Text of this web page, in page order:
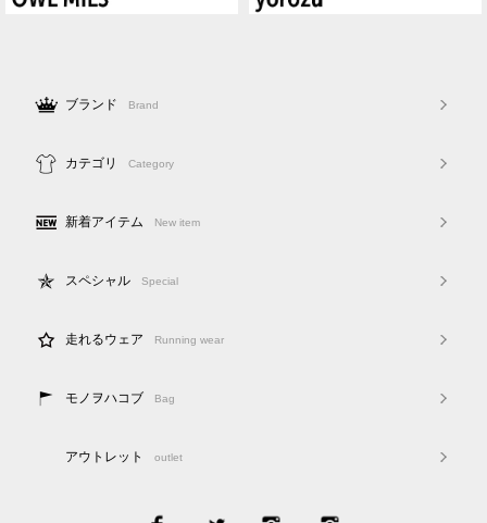
ブランド Brand
カテゴリ Category
新着アイテム New item
スペシャル Special
走れるウェア Running wear
モノヲハコブ Bag
アウトレット outlet